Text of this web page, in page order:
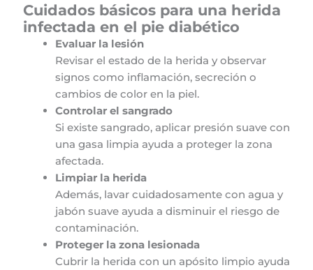
Cuidados básicos para una herida
infectada en el pie diabético
Evaluar la lesión
Revisar el estado de la herida y observar
signos como inflamación, secreción o
cambios de color en la piel.
Controlar el sangrado
Si existe sangrado, aplicar presión suave con
una gasa limpia ayuda a proteger la zona
afectada.
Limpiar la herida
Además, lavar cuidadosamente con agua y
jabón suave ayuda a disminuir el riesgo de
contaminación.
Proteger la zona lesionada
Cubrir la herida con un apósito limpio ayuda